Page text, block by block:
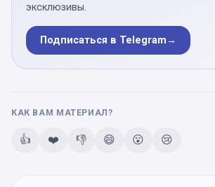
эксклюзивы.
Подписаться в Telegram→
КАК ВАМ МАТЕРИАЛ?
👍 ❤️ 👎 😄 😮 😢